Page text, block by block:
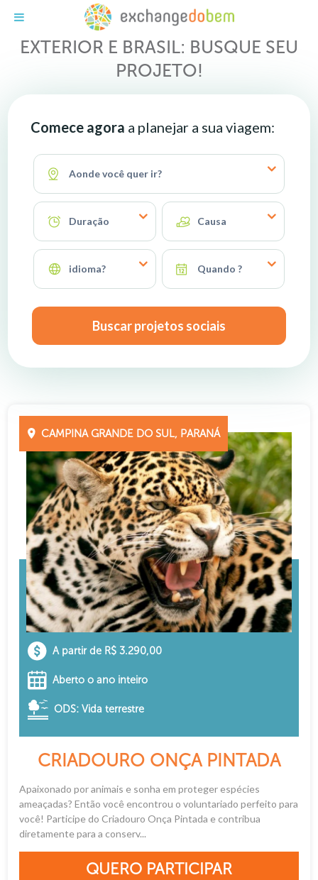
TRABALHO VOLUNTÁRIO NO
EXTERIOR E BRASIL: BUSQUE SEU
PROJETO!
Comece agora a planejar a sua viagem:
Aonde você quer ir?
Duração Causa
idioma? Quando ?
Buscar projetos sociais
CAMPINA GRANDE DO SUL, PARANÁ
A partir de R$ 3.290,00
Aberto o ano inteiro
ODS: Vida terrestre
CRIADOURO ONÇA PINTADA
Apaixonado por animais e sonha em proteger espécies
ameaçadas? Então você encontrou o voluntariado perfeito para
você! Participe do Criadouro Onça Pintada e contribua
diretamente para a conserv...
QUERO PARTICIPAR
Exchange do Bem